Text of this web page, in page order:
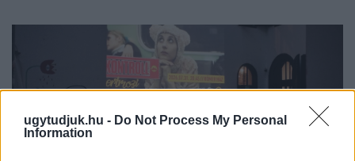
ugytudjuk.hu - Do Not Process My Personal
Information